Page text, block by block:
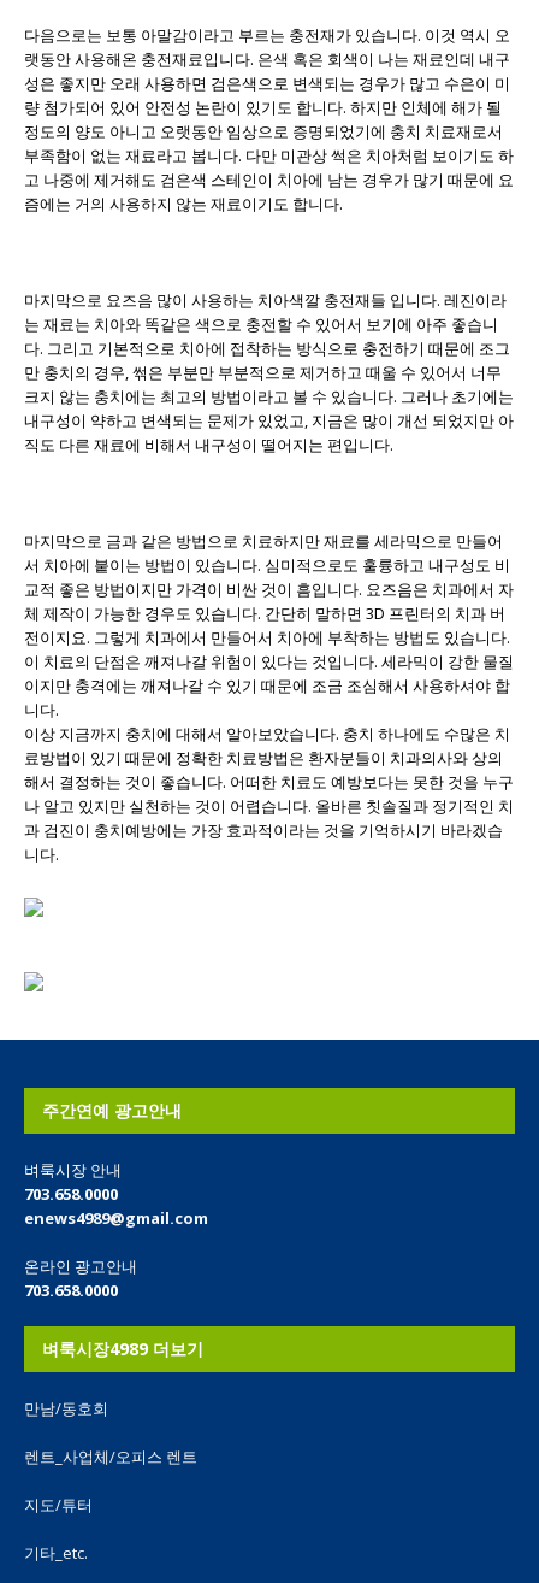
다음으로는 보통 아말감이라고 부르는 충전재가 있습니다. 이것 역시 오
랫동안 사용해온 충전재료입니다. 은색 혹은 회색이 나는 재료인데 내구
성은 좋지만 오래 사용하면 검은색으로 변색되는 경우가 많고 수은이 미
량 첨가되어 있어 안전성 논란이 있기도 합니다. 하지만 인체에 해가 될
정도의 양도 아니고 오랫동안 임상으로 증명되었기에 충치 치료재로서
부족함이 없는 재료라고 봅니다. 다만 미관상 썩은 치아처럼 보이기도 하
고 나중에 제거해도 검은색 스테인이 치아에 남는 경우가 많기 때문에 요
즘에는 거의 사용하지 않는 재료이기도 합니다.
마지막으로 요즈음 많이 사용하는 치아색깔 충전재들 입니다. 레진이라
는 재료는 치아와 똑같은 색으로 충전할 수 있어서 보기에 아주 좋습니
다. 그리고 기본적으로 치아에 접착하는 방식으로 충전하기 때문에 조그
만 충치의 경우, 썪은 부분만 부분적으로 제거하고 때울 수 있어서 너무
크지 않는 충치에는 최고의 방법이라고 볼 수 있습니다. 그러나 초기에는
내구성이 약하고 변색되는 문제가 있었고, 지금은 많이 개선 되었지만 아
직도 다른 재료에 비해서 내구성이 떨어지는 편입니다.
마지막으로 금과 같은 방법으로 치료하지만 재료를 세라믹으로 만들어
서 치아에 붙이는 방법이 있습니다. 심미적으로도 훌륭하고 내구성도 비
교적 좋은 방법이지만 가격이 비싼 것이 흠입니다. 요즈음은 치과에서 자
체 제작이 가능한 경우도 있습니다. 간단히 말하면 3D 프린터의 치과 버
전이지요. 그렇게 치과에서 만들어서 치아에 부착하는 방법도 있습니다.
이 치료의 단점은 깨져나갈 위험이 있다는 것입니다. 세라믹이 강한 물질
이지만 충격에는 깨져나갈 수 있기 때문에 조금 조심해서 사용하셔야 합
니다.
이상 지금까지 충치에 대해서 알아보았습니다. 충치 하나에도 수많은 치
료방법이 있기 때문에 정확한 치료방법은 환자분들이 치과의사와 상의
해서 결정하는 것이 좋습니다. 어떠한 치료도 예방보다는 못한 것을 누구
나 알고 있지만 실천하는 것이 어렵습니다. 올바른 칫솔질과 정기적인 치
과 검진이 충치예방에는 가장 효과적이라는 것을 기억하시기 바라겠습
니다.
주간연예 광고안내
벼룩시장 안내
703.658.0000
enews4989@gmail.com
온라인 광고안내
703.658.0000
벼룩시장4989 더보기
만남/동호회
렌트_사업체/오피스 렌트
지도/튜터
기타_etc.